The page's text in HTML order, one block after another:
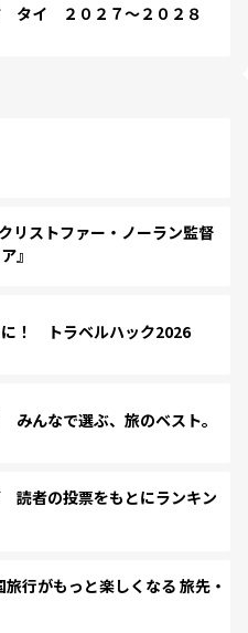
タイ ２０２７～２０２８
リストファー・ノーラン監督
』
！ トラベルハック2026
んなで選ぶ、旅のベスト。
読者の投票をもとにランキン
行がもっと楽しくなる 旅先・